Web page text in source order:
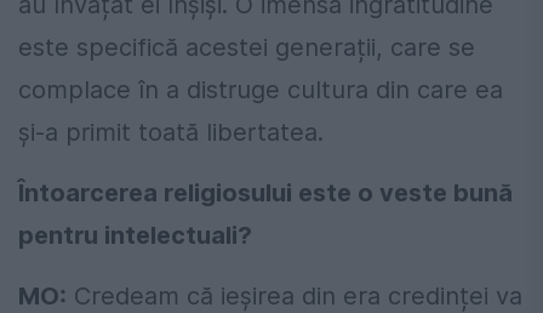
este specifică acestei generații, care se
complace în a distruge cultura din care ea
și-a primit toată libertatea.
Întoarcerea religiosului este o veste bună
pentru intelectuali?
MO: Credeam că ieșirea din era credinței va